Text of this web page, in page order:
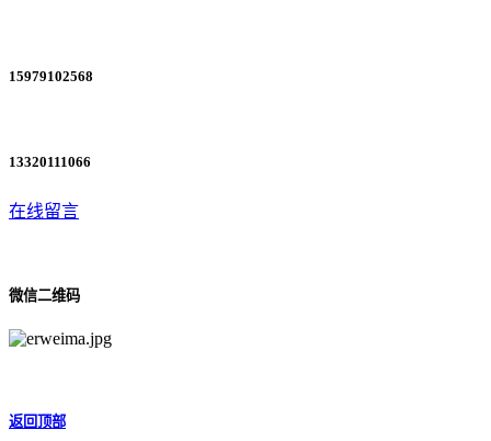
15979102568
13320111066
在线留言
微信二维码
返回顶部